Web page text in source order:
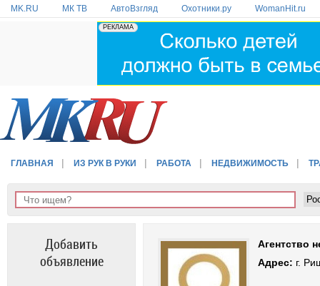
MK.RU МК ТВ АвтоВзгляд Охотники.ру WomanHit.ru
ГЛАВНАЯ ИЗ РУК В РУКИ РАБОТА НЕДВИЖИМОСТЬ
Добавить
объявление
Агентство
Адрес: г.